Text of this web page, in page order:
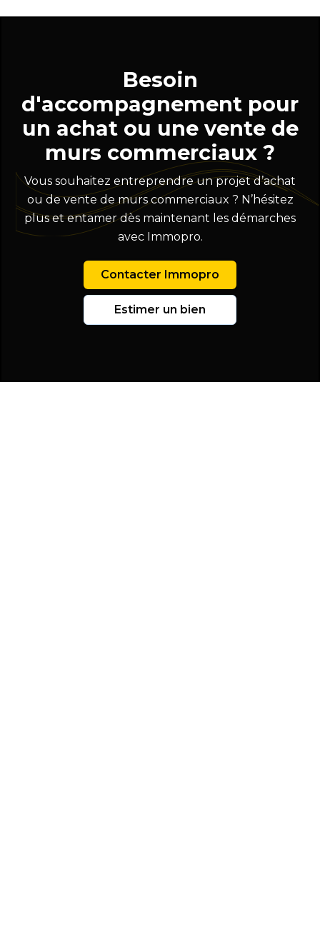
Besoin
d'accompagnement pour
un achat ou une vente de
murs commerciaux ?
Vous souhaitez entreprendre un projet d’achat
ou de vente de murs commerciaux ? N’hésitez
plus et entamer dès maintenant les démarches
avec Immopro.
Contacter Immopro
Estimer un bien